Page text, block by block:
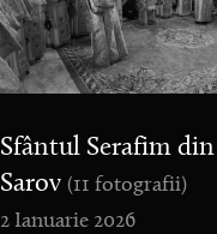
Sfântul Serafim din
Sarov (11 fotografii)
2 Ianuarie 2026